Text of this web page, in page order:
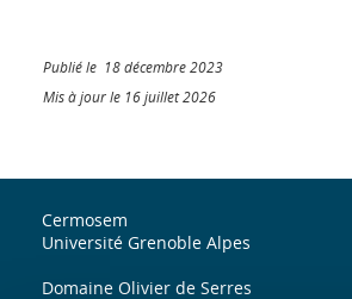
Publié le 18 décembre 2023
Mis à jour le 16 juillet 2026
Cermosem
Université Grenoble Alpes
Domaine Olivier de Serres